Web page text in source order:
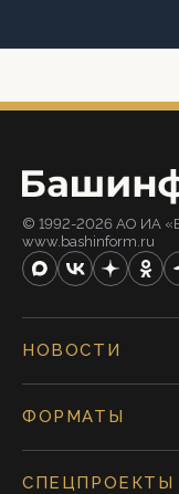
© 1992-2026 АО ИА
www.bashinform.ru
НОВОСТИ
ФОРМАТЫ
СПЕЦПРОЕКТЫ